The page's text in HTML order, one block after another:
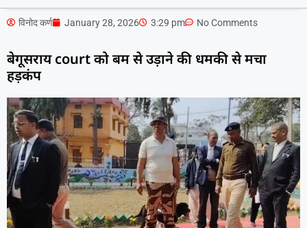
विनोद कर्ण January 28, 2026 3:29 pm No Comments
बेगूसराय court को बम से उड़ाने की धमकी से मचा
हड़कंप